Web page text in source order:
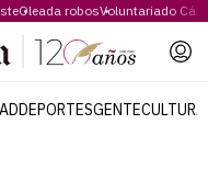
Oleada robosVoluntariado
DEPORTESGENTECULTURA